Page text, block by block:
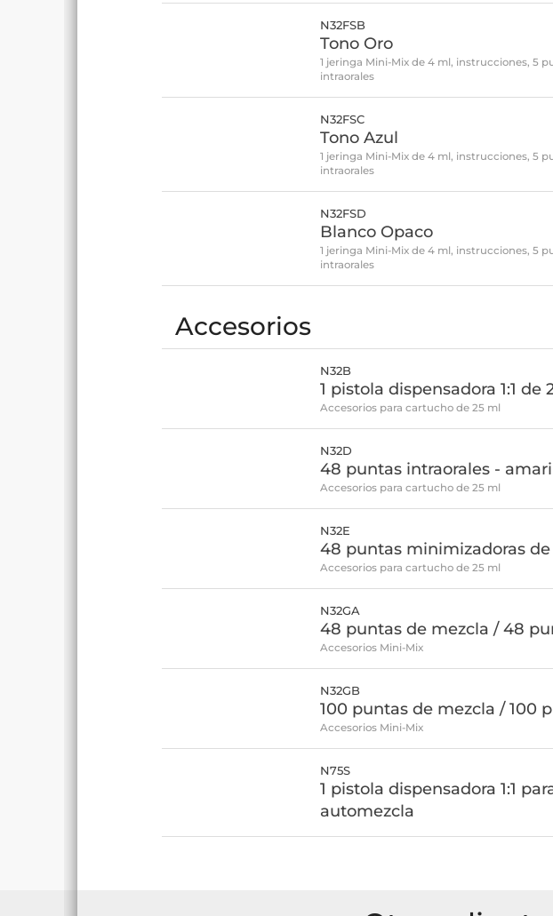
N32FSB
Tono Oro
1 jeringa Mini-Mix de 4 ml, instrucciones, 5
intraorales
N32FSC
Tono Azul
1 jeringa Mini-Mix de 4 ml, instrucciones, 5
intraorales
N32FSD
Blanco Opaco
1 jeringa Mini-Mix de 4 ml, instrucciones, 5
intraorales
Accesorios
N32B
1 pistola dispensadora 1:1 de
Accesorios para cartucho de 25 ml
N32D
48 puntas intraorales -
Accesorios para cartucho de 25 ml
N32E
48 puntas minimizadoras
Accesorios para cartucho de 25 ml
N32GA
48 puntas de mezcla / 48
Accesorios Mini-Mix
N32GB
100 puntas de mezcla / 100
Accesorios Mini-Mix
N75S
1 pistola dispensadora 1:1
automezcla